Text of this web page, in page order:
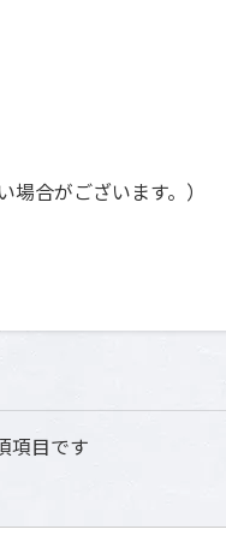
場合がございます。）
項目です